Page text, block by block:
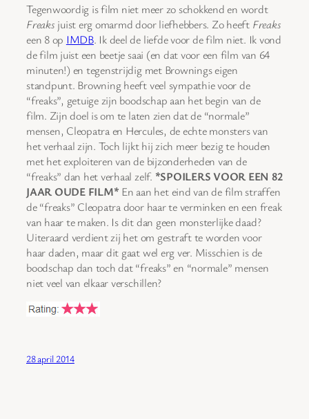
Tegenwoordig is film niet meer zo schokkend en wordt
Freaks juist erg omarmd door liefhebbers. Zo heeft Freaks
een 8 op IMDB. Ik deel de liefde voor de film niet. Ik vond
de film juist een beetje saai (en dat voor een film van 64
minuten!) en tegenstrijdig met Brownings eigen
standpunt. Browning heeft veel sympathie voor de
“freaks”, getuige zijn boodschap aan het begin van de
film. Zijn doel is om te laten zien dat de “normale”
mensen, Cleopatra en Hercules, de echte monsters van
het verhaal zijn. Toch lijkt hij zich meer bezig te houden
met het exploiteren van de bijzonderheden van de
“freaks” dan het verhaal zelf. *SPOILERS VOOR EEN 82
JAAR OUDE FILM* En aan het eind van de film straffen
de “freaks” Cleopatra door haar te verminken en een freak
van haar te maken. Is dit dan geen monsterlijke daad?
Uiteraard verdient zij het om gestraft te worden voor
haar daden, maar dit gaat wel erg ver. Misschien is de
boodschap dan toch dat “freaks” en “normale” mensen
niet veel van elkaar verschillen?
28 april 2014